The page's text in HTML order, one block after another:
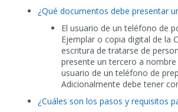
¿Qué documentos debe presentar
El usuario de un teléfono de
Ejemplar o copia digital de la
escritura de tratarse de
presente un tercero a
usuario de un teléfono de
Adicionalmente debe tener
¿Cuáles son los pasos y requisitos